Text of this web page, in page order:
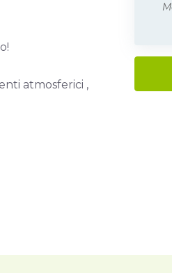
atmosferici ,